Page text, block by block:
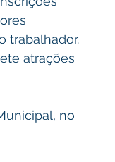
trabalhador.
atrações
no